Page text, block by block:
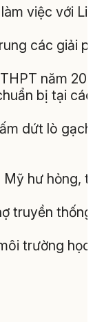
việc với
các giải
năm
bị tại các
dứt lò gạch
hư hỏng,
truyền
trường học